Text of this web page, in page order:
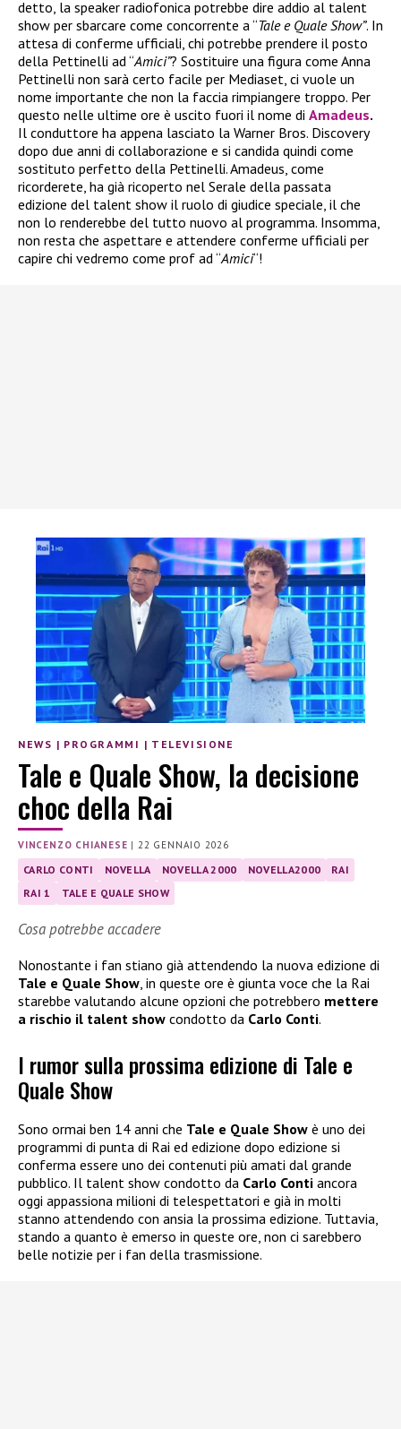
detto, la speaker radiofonica potrebbe dire addio al talent
show per sbarcare come concorrente a “Tale e Quale Show”. In
attesa di conferme ufficiali, chi potrebbe prendere il posto
della Pettinelli ad “Amici”? Sostituire una figura come Anna
Pettinelli non sarà certo facile per Mediaset, ci vuole un
nome importante che non la faccia rimpiangere troppo. Per
questo nelle ultime ore è uscito fuori il nome di Amadeus.
Il conduttore ha appena lasciato la Warner Bros. Discovery
dopo due anni di collaborazione e si candida quindi come
sostituto perfetto della Pettinelli. Amadeus, come
ricorderete, ha già ricoperto nel Serale della passata
edizione del talent show il ruolo di giudice speciale, il che
non lo renderebbe del tutto nuovo al programma. Insomma,
non resta che aspettare e attendere conferme ufficiali per
capire chi vedremo come prof ad “Amici“!
NEWS | PROGRAMMI | TELEVISIONE
Tale e Quale Show, la decisione
choc della Rai
VINCENZO CHIANESE |22 GENNAIO 2026
CARLO CONTI NOVELLA NOVELLA 2000 NOVELLA2000
RAI
RAI 1
TALE E QUALE SHOW
Cosa potrebbe accadere
Nonostante i fan stiano già attendendo la nuova edizione di
Tale e Quale Show, in queste ore è giunta voce che la Rai
starebbe valutando alcune opzioni che potrebbero mettere
a rischio il talent show condotto da Carlo Conti.
I rumor sulla prossima edizione di Tale e
Quale Show
Sono ormai ben 14 anni che Tale e Quale Show è uno dei
programmi di punta di Rai ed edizione dopo edizione si
conferma essere uno dei contenuti più amati dal grande
pubblico. Il talent show condotto da Carlo Conti ancora
oggi appassiona milioni di telespettatori e già in molti
stanno attendendo con ansia la prossima edizione. Tuttavia,
stando a quanto è emerso in queste ore, non ci sarebbero
belle notizie per i fan della trasmissione.